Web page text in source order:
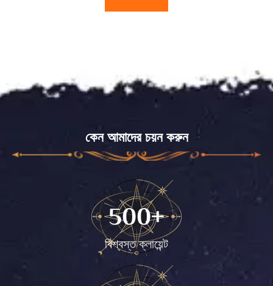
কেন আমাদের চয়ন করুন
বিশ্বস্ত ক্লায়েন্ট
500+